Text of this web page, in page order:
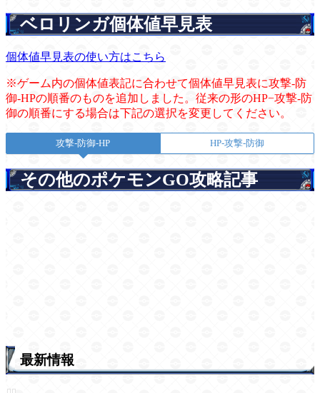
ベロリンガ個体値早見表
個体値早見表の使い方はこちら
※ゲーム内の個体値表記に合わせて個体値早見表に攻撃-防
御-HPの順番のものを追加しました。従来の形のHP−攻撃-防
御の順番にする場合は下記の選択を変更してください。
攻撃-防御-HP HP-攻撃-防御
その他のポケモンGO攻略記事
最新情報